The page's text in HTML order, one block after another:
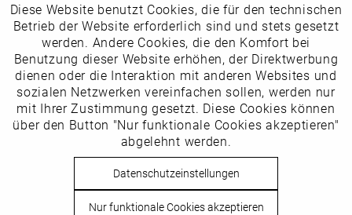
Folgen Sie uns auf Instagram
horsch_schuhe
Newsletter
Datenschutzbestimmungenhabe ich zur Kenntnis
vom Newsletter abmelden.
Funktionale Aktiv
Marketing Inaktiv
Tracking Inaktiv
Inaktiv
Diese Website benutzt Cookies, die für den technischen
Betrieb der Website erforderlich sind und stets gesetzt
werden. Andere Cookies, die den Komfort bei
Benutzung dieser Website erhöhen, der Direktwerbung
dienen oder die Interaktion mit anderen Websites und
sozialen Netzwerken vereinfachen sollen, werden nur
mit Ihrer Zustimmung gesetzt. Diese Cookies können
über den Button "Nur funktionale Cookies akzeptieren"
abgelehnt werden.
Datenschutzeinstellungen
Nur funktionale Cookies akzeptieren